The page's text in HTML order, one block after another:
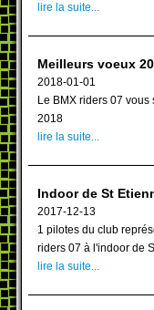
lire la suite...
Meilleurs voeux
2018-01-01
Le BMX riders 07
2018
lire la suite...
Indoor de St
2017-12-13
1 pilotes du club
riders 07 à l'indoor de
lire la suite...